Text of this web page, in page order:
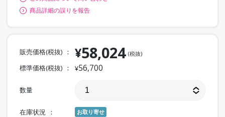
商品詳細の誤りを報告
販売価格(税抜) ¥58,024 (税抜)
標準価格(税抜) ¥56,700
数量
在庫状況 お取り寄せ